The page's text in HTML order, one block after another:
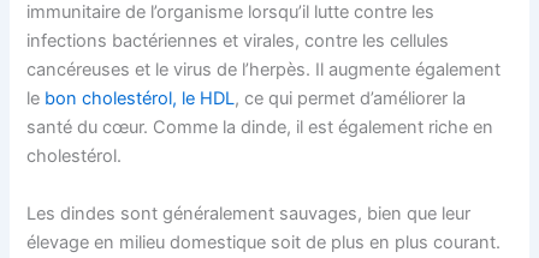
immunitaire de l’organisme lorsqu’il lutte contre les
infections bactériennes et virales, contre les cellules
cancéreuses et le virus de l’herpès. Il augmente également
le bon cholestérol, le HDL, ce qui permet d’améliorer la
santé du cœur. Comme la dinde, il est également riche en
cholestérol.
Les dindes sont généralement sauvages, bien que leur
élevage en milieu domestique soit de plus en plus courant.